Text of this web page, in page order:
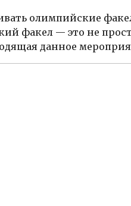
олимпийские
факел — это не
данное